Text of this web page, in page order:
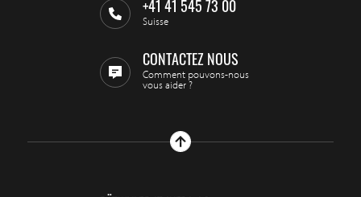
+41 41 545 73 00
Suisse
CONTACTEZ NOUS
Comment pouvons-nous
vous aider ?